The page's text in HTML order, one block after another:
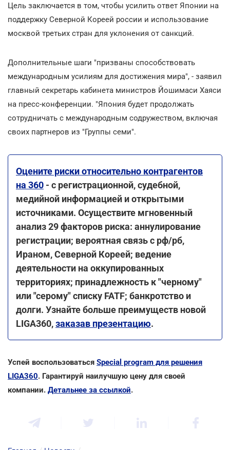
Цель заключается в том, чтобы усилить ответ Японии на
поддержку Северной Кореей россии и использование
москвой третьих стран для уклонения от санкций.
Дополнительные шаги "призваны способствовать
международным усилиям для достижения мира", - заявил
главный секретарь кабинета министров Йошимаси Хаяси
на пресс-конференции. "Япония будет продолжать
сотрудничать с международным содружеством, включая
своих партнеров из "Группы семи".
Оцените риски относительно контрагентов
на 360 - с регистрационной, судебной,
медийной информацией и открытыми
источниками. Осуществите мгновенный
анализ 29 факторов риска: аннулирование
регистрации; вероятная связь с рф/рб,
Ираном, Северной Кореей; ведение
деятельности на оккупированных
территориях; принадлежность к "черному"
или "серому" списку FATF; банкротство и
долги. Узнайте больше преимуществ новой
LIGA360,заказав презентацию.
Успей воспользоваться Special program для решения
LIGA360. Гарантируй наилучшую цену для своей
компании. Детальнее за ссылкой.